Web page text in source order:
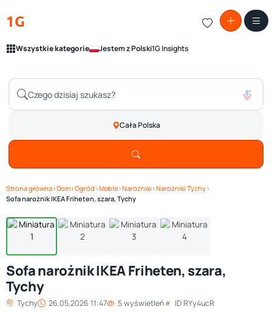
1G
Wszystkie kategorie Jestem z Polski1G Insights
Cała Polska
Strona główna›Dom i Ogród ›Meble›Narożniki ›Narożniki Tychy›
Sofa narożnik IKEA Friheten, szara, Tychy
1/ 4 Zobacz galerię
Sofa narożnik IKEA Friheten, szara,
Tychy
Tychy 26.05.2026 11:47 5 wyświetleń ID RYy4ucR